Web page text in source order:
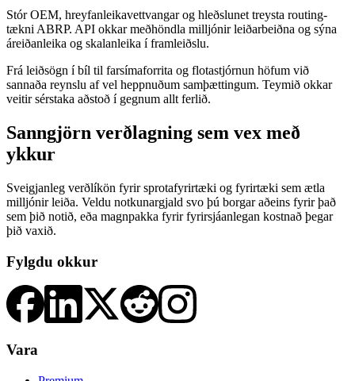
Stór OEM, hreyfanleikavettvangar og hleðslunet treysta routing-
tækni ABRP. API okkar meðhöndla milljónir leiðarbeiðna og sýna
áreiðanleika og skalanleika í framleiðslu.
Frá leiðsögn í bíl til farsímaforrita og flotastjórnun höfum við
sannaða reynslu af vel heppnuðum samþættingum. Teymið okkar
veitir sérstaka aðstoð í gegnum allt ferlið.
Sanngjörn verðlagning sem vex með
ykkur
Sveigjanleg verðlíkön fyrir sprotafyrirtæki og fyrirtæki sem ætla
milljónir leiða. Veldu notkunargjald svo þú borgar aðeins fyrir það
sem þið notið, eða magnpakka fyrir fyrirsjáanlegan kostnað þegar
þið vaxið.
Fylgdu okkur
Vara